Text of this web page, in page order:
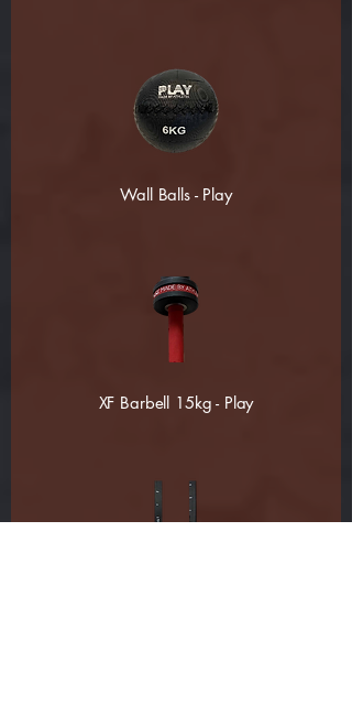
Wall Balls - Play
XF Barbell 15kg - Play